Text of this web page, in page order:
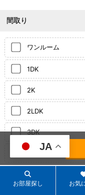
間取り
ワンルーム
1DK
2K
2LDK
3DK
4LDK
142 件
お部屋探し お気
JA